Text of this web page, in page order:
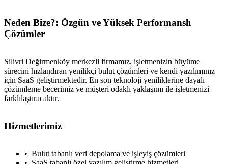
Neden Bize?: Özgün ve Yüksek Performanslı
Çözümler
Silivri Değirmenköy merkezli firmamız, işletmenizin büyüme
sürecini hızlandıran yenilikçi bulut çözümleri ve kendi yazılımınız
için SaaS geliştirmektedir. En son teknoloji yeniliklerine dayalı
çözümleme becerimiz ve müşteri odaklı yaklaşımı ile işletmenizi
farklılaştıracaktır.
Hizmetlerimiz
Bulut tabanlı veri depolama ve işleyiş çözümleri